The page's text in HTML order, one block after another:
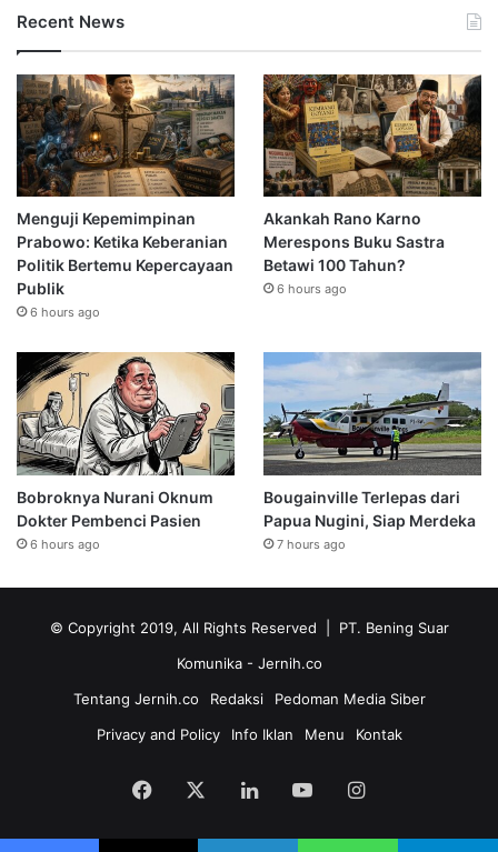
Recent News
Menguji Kepemimpinan
Prabowo: Ketika Keberanian
Politik Bertemu Kepercayaan
Publik
6 hours ago
Akankah Rano Karno
Merespons Buku Sastra
Betawi 100 Tahun?
6 hours ago
Bobroknya Nurani Oknum
Dokter Pembenci Pasien
6 hours ago
Bougainville Terlepas dari
Papua Nugini, Siap Merdeka
7 hours ago
© Copyright 2019, All Rights Reserved | PT. Bening Suar
Komunika - Jernih.co
Tentang Jernih.co
Redaksi
Pedoman Media Siber
Privacy and Policy
Info Iklan Menu Kontak
Facebook LinkedInYouTubeInstagram